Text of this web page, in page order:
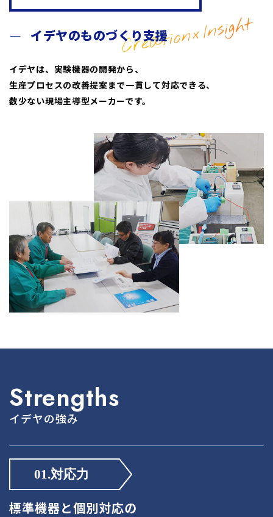
イデヤのものづくり支援
イデヤは、実験機器の開発から、
生産プロセスの改善提案まで一貫して対応できる、
数少ない現場主導型メーカーです。
Strengths
イデヤの強み
標準機器と個別対応の